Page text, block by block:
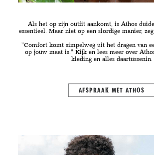
Als het op zijn outfit aankomt, is Athos
essentieel. Maar niet op een slordige manier,
"Comfort komt simpelweg uit het dragen van
op jouw maat is." Kijk en lees meer over
kleding en alles daartussenin.
AFSPRAAK MET ATHOS